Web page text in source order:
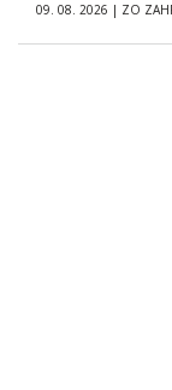
09. 08. 2026 | ZO